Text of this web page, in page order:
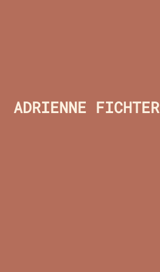
ADRIENNE FICHTER